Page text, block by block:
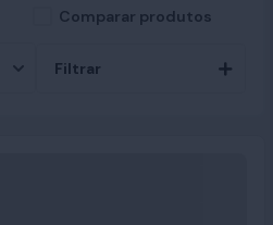
Comparar produtos
Filtrar